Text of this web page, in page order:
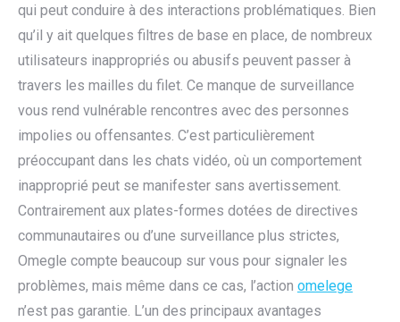
qui peut conduire à des interactions problématiques. Bien
qu’il y ait quelques filtres de base en place, de nombreux
utilisateurs inappropriés ou abusifs peuvent passer à
travers les mailles du filet. Ce manque de surveillance
vous rend vulnérable rencontres avec des personnes
impolies ou offensantes. C’est particulièrement
préoccupant dans les chats vidéo, où un comportement
inapproprié peut se manifester sans avertissement.
Contrairement aux plates-formes dotées de directives
communautaires ou d’une surveillance plus strictes,
Omegle compte beaucoup sur vous pour signaler les
problèmes, mais même dans ce cas, l’action omelege
n’est pas garantie. L’un des principaux avantages